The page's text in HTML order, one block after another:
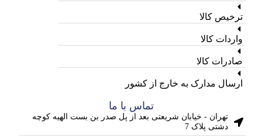
ترخیص کالا
واردات کالا
صادرات کالا
ارسال مدارک به خارج از کشور
تماس با ما
تهران - خیابان شریعتی بعد از پل صدر بن بست الهیه کوچه
دشتی پلاک 7